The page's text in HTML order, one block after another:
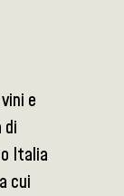
e
Italia
cui